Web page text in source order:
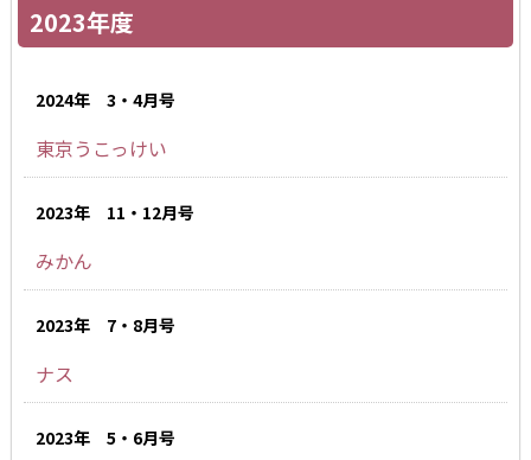
2023年度
2024年 3・4月号
東京うこっけい
2023年 11・12月号
みかん
2023年 7・8月号
ナス
2023年 5・6月号